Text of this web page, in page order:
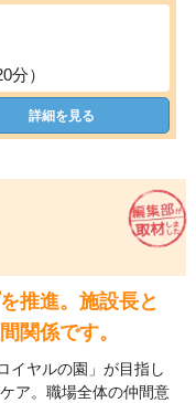
分）
詳細を見る
推進。施設長と
関係です。
イヤルの園」が目指し
ア。職場全体の仲間意